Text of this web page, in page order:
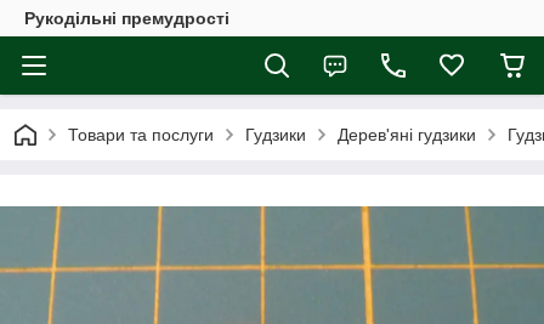
Рукодільні премудрості
Товари та послуги Гудзики Дерев'яні гудзики